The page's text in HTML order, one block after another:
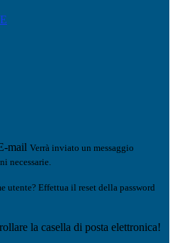
mail Verrà inviato un messaggio
necessarie.
utente? Effettua il reset della password
la casella di posta elettronica!